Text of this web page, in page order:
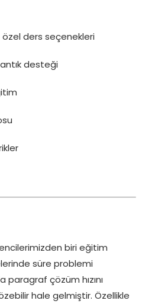
ders seçenekleri
desteği
biri eğitim
süre problemi
paragraf çözüm hızını
hale gelmiştir. Özellikle